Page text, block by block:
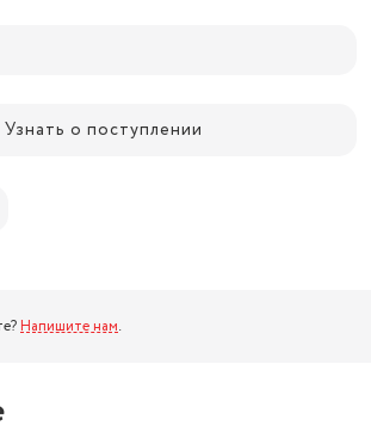
Узнать о поступлении
Напишите нам.